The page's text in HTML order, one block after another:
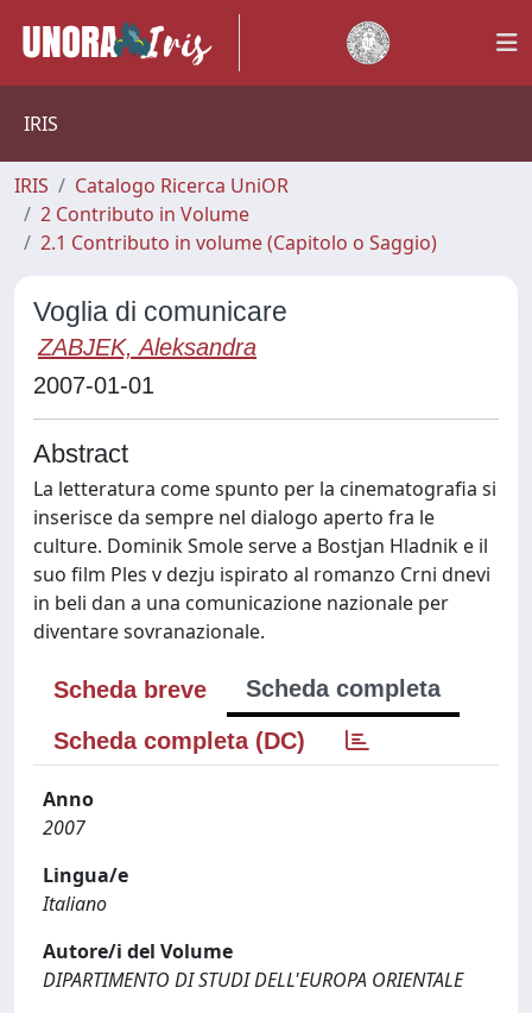
IRIS
IRIS
Catalogo Ricerca UniOR
2 Contributo in Volume
2.1 Contributo in volume (Capitolo o Saggio)
Voglia di comunicare
ZABJEK, Aleksandra
2007-01-01
Abstract
La letteratura come spunto per la cinematografia si
inserisce da sempre nel dialogo aperto fra le
culture. Dominik Smole serve a Bostjan Hladnik e il
suo film Ples v dezju ispirato al romanzo Crni dnevi
in beli dan a una comunicazione nazionale per
diventare sovranazionale.
Scheda breve
Scheda completa
Scheda completa (DC)
Anno
2007
Lingua/e
Italiano
Autore/i del Volume
DIPARTIMENTO DI STUDI DELL'EUROPA ORIENTALE